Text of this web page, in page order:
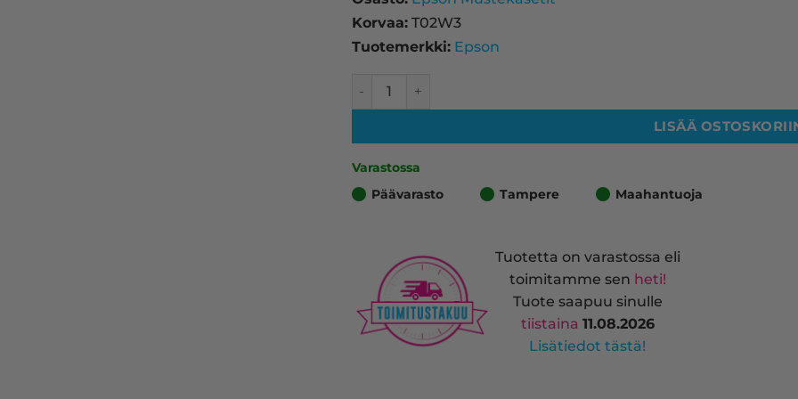
Korvaa: T02W3
Tuotemerkki: Epson
LISÄÄ
Varastossa
Päävarasto
Tampere Maahantuoja
Tuotetta on varastossa eli
toimitamme sen heti!
Tuote saapuu sinulle
tiistaina 11.08.2026
Lisätiedot tästä!